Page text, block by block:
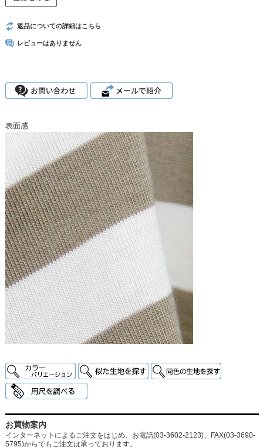
返品についての詳細はこちら
レビューはありません
表面感
お買物案内
インターネットによるご注文をはじめ、お電話(03-3602-2123)、FAX(03-3690-
5795)からでもご注文は承っております。